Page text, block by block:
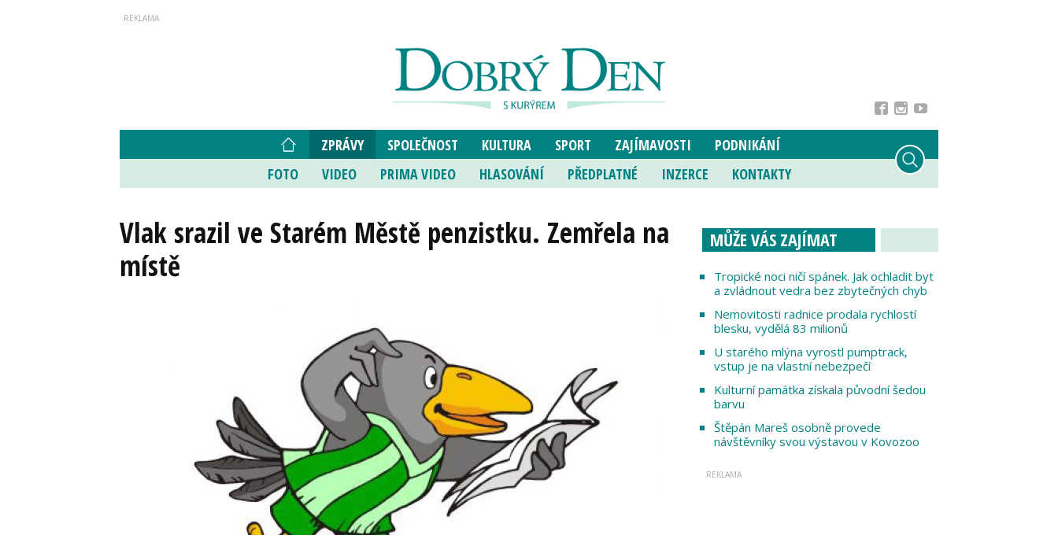
ZPRÁVY SPOLEČNOST KULTURA SPORT ZAJÍMAVOSTI
PODNIKÁNÍ
FOTO
VIDEO PRIMA VIDEO HLASOVÁNÍ PŘEDPLATNÉ INZERCE KONTAKTY
Vlak srazil ve Starém Městě penzistku. Zemřela na
místě
MŮŽE VÁS ZAJÍMAT
Tropické noci ničí spánek. Jak ochladit byt
a zvládnout vedra bez zbytečných chyb
Nemovitosti radnice prodala rychlostí
blesku, vydělá 83 milionů
U starého mlýna vyrostl pumptrack,
vstup je na vlastní nebezpečí
Kulturní památka získala původní šedou
barvu
Štěpán Mareš osobně provede
návštěvníky svou výstavou v Kovozoo